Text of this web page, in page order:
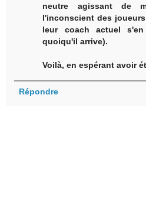
neutre agissant de
l'inconscient des
leur coach actuel
quoiqu'il arrive).
Voilà, en espérant avoir
Répondre